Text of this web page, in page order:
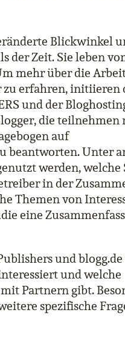
Blickwinkel
der Zeit. Sie leben
mehr über die
zu erfahren, initiieren
und der
die teilnehmen
auf
beantworten. Unter
werden, welche
in der
Themen von
eine
und
und welche
Partnern gibt.
spezifische